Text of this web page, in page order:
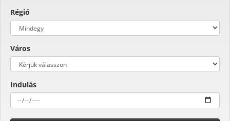
Régió
Város
Indulás